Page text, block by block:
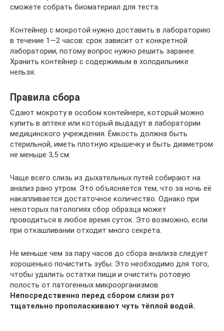
сможете собрать биоматериал для теста.
Контейнер с мокротой нужно доставить в лабораторию
в течение 1—2 часов: срок зависит от конкретной
лаборатории, потому вопрос нужно решить заранее.
Хранить контейнер с содержимым в холодильнике
нельзя.
Правила сбора
Сдают мокроту в особом контейнере, который можно
купить в аптеке или который выдадут в лаборатории
медицинского учреждения. Ёмкость должна быть
стерильной, иметь плотную крышечку и быть диаметром
не меньше 3,5 см.
Чаще всего слизь из дыхательных путей собирают на
анализ рано утром. Это объясняется тем, что за ночь её
накапливается достаточное количество. Однако при
некоторых патологиях сбор образца может
проводиться в любое время суток. Это возможно, если
при откашливании отходит много секрета.
Не меньше чем за пару часов до сбора анализа следует
хорошенько почистить зубы. Это необходимо для того,
чтобы удалить остатки пищи и очистить ротовую
полость от патогенных микроорганизмов.
Непосредственно перед сбором слизи рот
тщательно прополаскивают чуть тёплой водой.